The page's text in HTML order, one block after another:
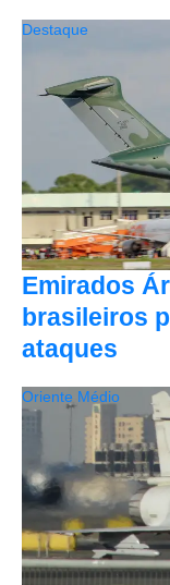
Emirados
brasileiros
ataques
Destaque
Oriente Médio